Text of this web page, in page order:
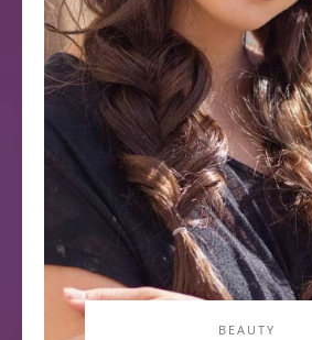
BEAUTY